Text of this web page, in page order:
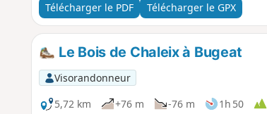
Télécharger le PDF Télécharger le GPX
Le Bois de Chaleix à Bugeat
Visorandonneur
5,72 km
+76 m -76 m 1h 50